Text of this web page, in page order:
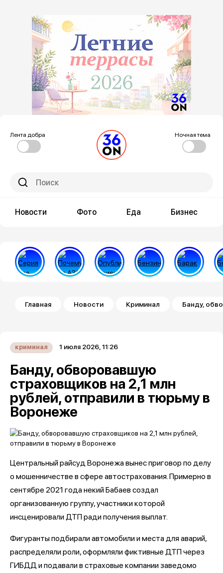
Лента добра Ночная тема
Новости Фото Еда Бизнес
Строка навигации
Главная Новости Криминал Банду,
криминал 1 июля 2026, 11:26
Банду, обворовавшую
страховщиков на 2,1 млн
рублей, отправили в тюрьму в
Воронеже
Центральный райсуд Воронежа вынес приговор по делу
о мошенничестве в сфере автострахования. Примерно в
сентябре 2021 года некий Бабаев создал
организованную группу, участники которой
инсценировали ДТП ради получения выплат.
Фигуранты подбирали автомобили и места для аварий,
распределяли роли, оформляли фиктивные ДТП через
ГИБДД и подавали в страховые компании заведомо